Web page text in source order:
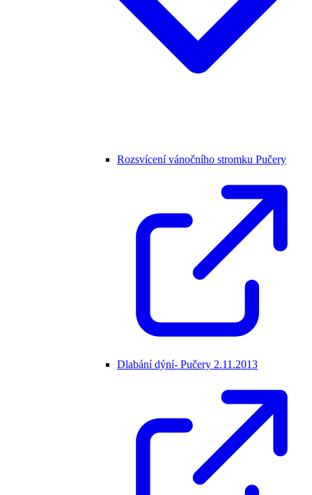
Rozsvícení vánočního stromku Pučery
Dlabání dýní- Pučery 2.11.2013